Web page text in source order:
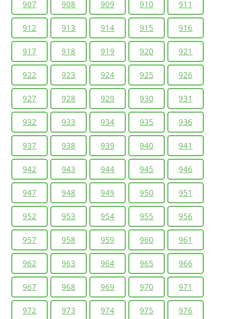
907 908 909 910 911
912 913 914 915 916
917 918 919 920 921
922 923 924 925 926
927 928 929 930 931
932 933 934 935 936
937 938 939 940 941
942 943 944 945 946
947 948 949 950 951
952 953 954 955 956
957 958 959 960 961
962 963 964 965 966
967 968 969 970 971
972 973 974 975 976